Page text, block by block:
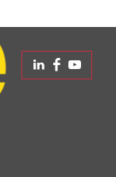
Linkedin